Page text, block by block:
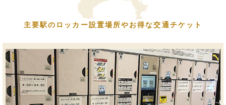
主要駅のロッカー設置場所やお得な交通チケット